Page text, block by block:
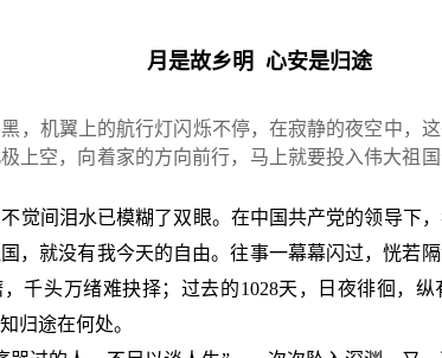
月是故乡明 心安是归途
，机翼上的航行灯闪烁不停，在寂静的夜空中，这
上空，向着家的方向前行，马上就要投入伟大祖
觉间泪水已模糊了双眼。在中国共产党的领导下
，就没有我今天的自由。往事一幕幕闪过，恍若
千头万绪难抉择；过去的1028天，日夜徘徊，纵
归途在何处。